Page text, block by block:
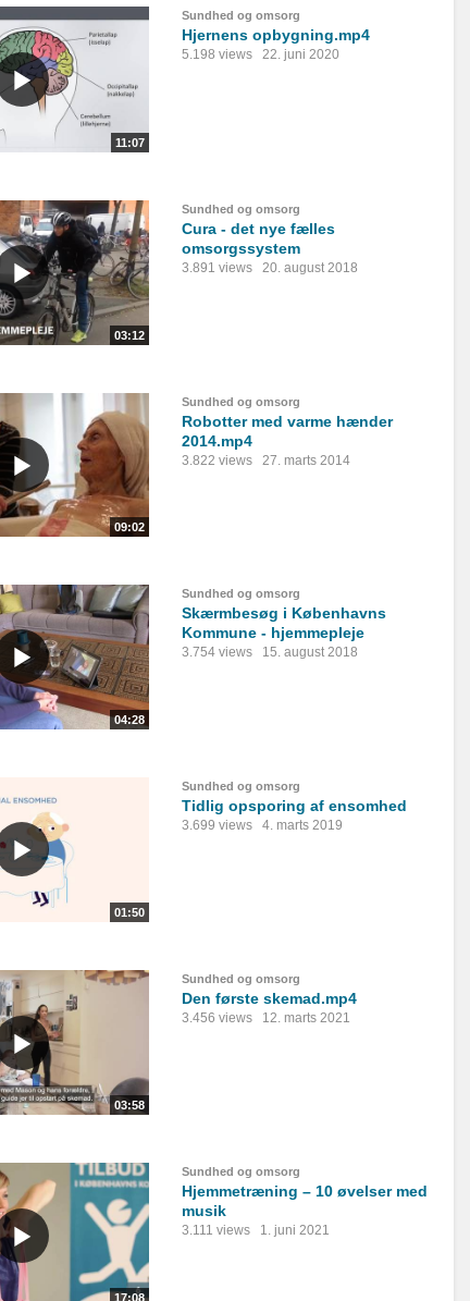
11:07
Sundhed og omsorg
Hjernens opbygning.mp4
5.198 views 22. juni 2020
03:12
Sundhed og omsorg
Cura - det nye fælles
omsorgssystem
3.891 views 20. august 2018
09:02
Sundhed og omsorg
Robotter med varme hænder
2014.mp4
3.822 views 27. marts 2014
04:28
Sundhed og omsorg
Skærmbesøg i Københavns
Kommune - hjemmepleje
3.754 views 15. august 2018
01:50
Sundhed og omsorg
Tidlig opsporing af ensomhed
3.699 views 4. marts 2019
03:58
Sundhed og omsorg
Den første skemad.mp4
3.456 views 12. marts 2021
17:08
Sundhed og omsorg
Hjemmetræning – 10 øvelser med
musik
3.111 views 1. juni 2021